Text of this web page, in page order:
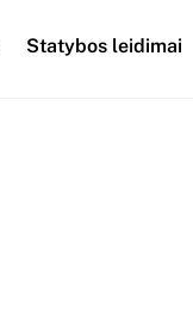
Statybos leidimai